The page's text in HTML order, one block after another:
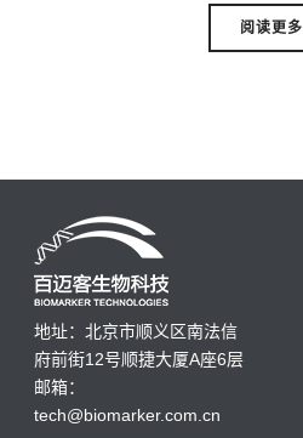
阅读更多
地址：北京市顺义区南法信
府前街12号顺捷大厦A座6层
邮箱：
tech@biomarker.com.cn